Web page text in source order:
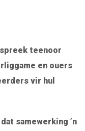
teenoor
en ouers
vir hul
samewerking ’n